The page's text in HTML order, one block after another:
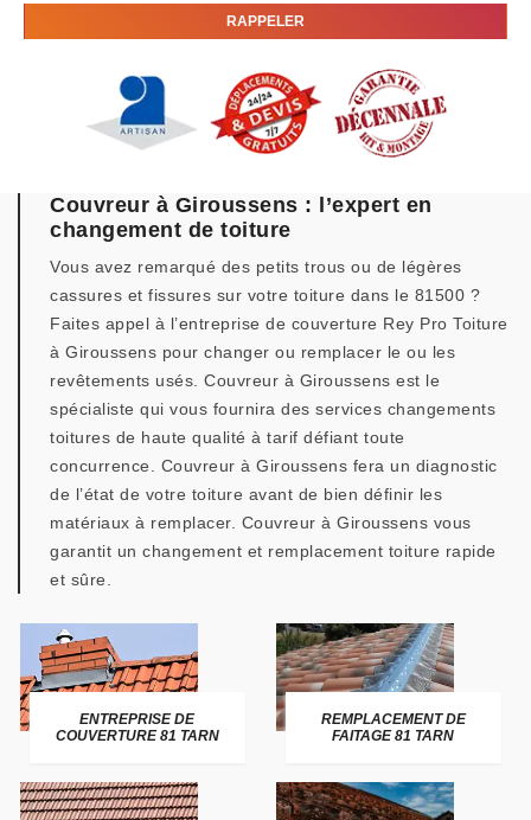
Couvreur à Giroussens : l’expert en
changement de toiture
Vous avez remarqué des petits trous ou de légères
cassures et fissures sur votre toiture dans le 81500 ?
Faites appel à l’entreprise de couverture Rey Pro Toiture
à Giroussens pour changer ou remplacer le ou les
revêtements usés. Couvreur à Giroussens est le
spécialiste qui vous fournira des services changements
toitures de haute qualité à tarif défiant toute
concurrence. Couvreur à Giroussens fera un diagnostic
de l’état de votre toiture avant de bien définir les
matériaux à remplacer. Couvreur à Giroussens vous
garantit un changement et remplacement toiture rapide
et sûre.
ENTREPRISE DE
COUVERTURE 81 TARN
REMPLACEMENT DE
FAITAGE 81 TARN